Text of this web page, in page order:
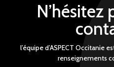
N’hésitez
l’équipe d’ASPECT Occitanie
renseignements